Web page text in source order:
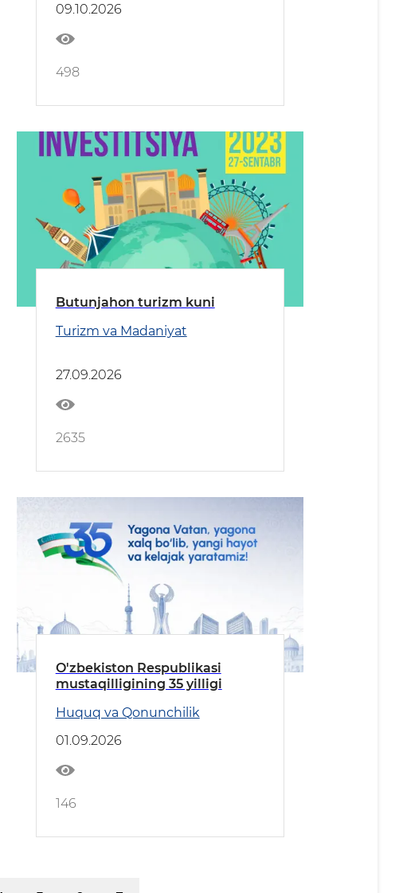
09.10.2026
498
Butunjahon turizm kuni
Turizm va Madaniyat
27.09.2026
2635
O'zbekiston Respublikasi
mustaqilligining 35 yilligi
Huquq va Qonunchilik
01.09.2026
146